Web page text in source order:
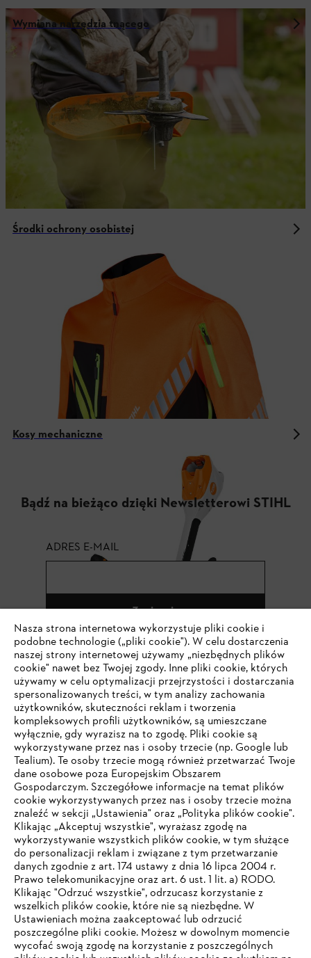
Wymiana narzędzia tnącego
Środki ochrony osobistej
Kosy mechaniczne
Bądź na bieżąco dzięki Newsletterowi STIHL
ADRES E-MAIL
Zapisz się
#STIHL
Firma
STIHL FAQ
Serwis
TWOJA PRZEGLĄDARKA NIE JEST
OBSŁUGIWANA
Nasza strona internetowa wykorzystuje pliki cookie i
podobne technologie („pliki cookie"). W celu dostarczenia
naszej strony internetowej używamy „niezbędnych plików
cookie" nawet bez Twojej zgody. Inne pliki cookie, których
używamy w celu optymalizacji przejrzystości i dostarczania
spersonalizowanych treści, w tym analizy zachowania
użytkowników, skuteczności reklam i tworzenia
kompleksowych profili użytkowników, są umieszczane
wyłącznie, gdy wyrazisz na to zgodę. Pliki cookie są
wykorzystywane przez nas i osoby trzecie (np. Google lub
Tealium). Te osoby trzecie mogą również przetwarzać Twoje
dane osobowe poza Europejskim Obszarem
Gospodarczym. Szczegółowe informacje na temat plików
cookie wykorzystywanych przez nas i osoby trzecie można
znaleźć w sekcji „Ustawienia" oraz „Polityka plików cookie".
Klikając „Akceptuj wszystkie", wyrażasz zgodę na
wykorzystywanie wszystkich plików cookie, w tym służące
do personalizacji reklam i związane z tym przetwarzanie
danych zgodnie z art. 174 ustawy z dnia 16 lipca 2004 r.
Prawo telekomunikacyjne oraz art. 6 ust. 1 lit. a) RODO.
Klikając "Odrzuć wszystkie", odrzucasz korzystanie z
wszelkich plików cookie, które nie są niezbędne. W
Ustawieniach można zaakceptować lub odrzucić
poszczególne pliki cookie. Możesz w dowolnym momencie
wycofać swoją zgodę na korzystanie z poszczególnych